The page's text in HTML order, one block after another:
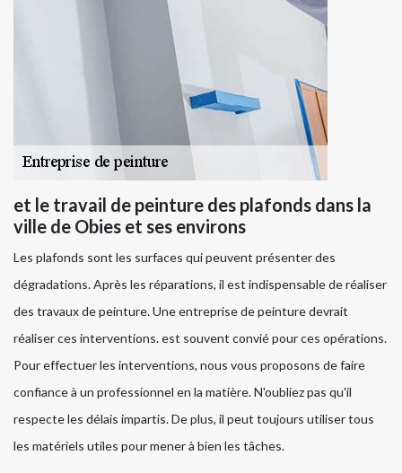
et le travail de peinture des plafonds dans la
ville de Obies et ses environs
Les plafonds sont les surfaces qui peuvent présenter des
dégradations. Après les réparations, il est indispensable de réaliser
des travaux de peinture. Une entreprise de peinture devrait
réaliser ces interventions. est souvent convié pour ces opérations.
Pour effectuer les interventions, nous vous proposons de faire
confiance à un professionnel en la matière. N'oubliez pas qu'il
respecte les délais impartis. De plus, il peut toujours utiliser tous
les matériels utiles pour mener à bien les tâches.